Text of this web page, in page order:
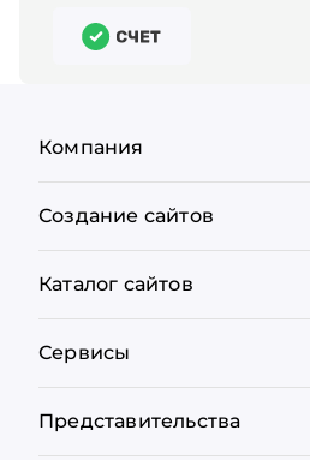
Компания
Создание сайтов
Каталог сайтов
Сервисы
Представительства